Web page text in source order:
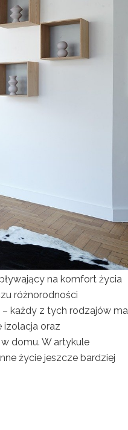
na komfort życia
różnorodności
każdy z tych rodzajów ma
izolacja oraz
domu. W artykule
życie jeszcze bardziej